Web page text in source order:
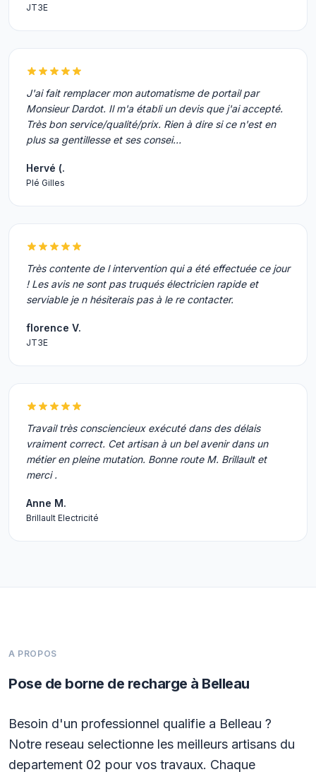
JT3E
J'ai fait remplacer mon automatisme de portail par
Monsieur Dardot. Il m'a établi un devis que j'ai accepté.
Très bon service/qualité/prix. Rien à dire si ce n'est en
plus sa gentillesse et ses consei…
Hervé (.
Plé Gilles
Très contente de l intervention qui a été effectuée ce jour
! Les avis ne sont pas truqués électricien rapide et
serviable je n hésiterais pas à le re contacter.
florence V.
JT3E
Travail très consciencieux exécuté dans des délais
vraiment correct. Cet artisan à un bel avenir dans un
métier en pleine mutation. Bonne route M. Brillault et
merci .
Anne M.
Brillault Electricité
A PROPOS
Pose de borne de recharge à Belleau
Besoin d'un professionnel qualifie a Belleau ?
Notre reseau selectionne les meilleurs artisans du
departement 02 pour vos travaux. Chaque